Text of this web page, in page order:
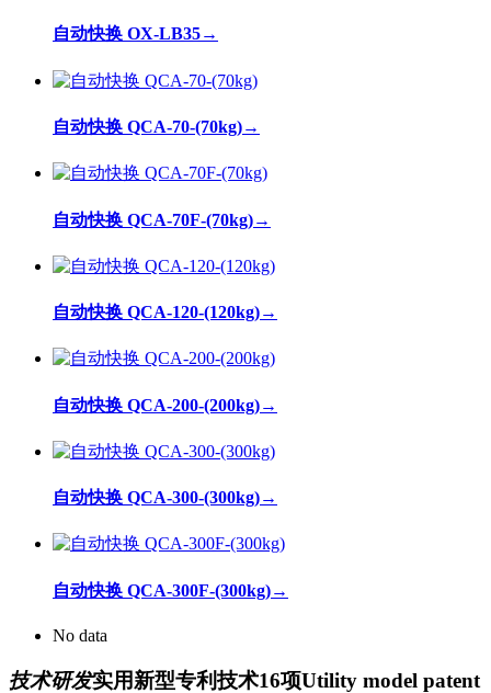
自动快换 OX-LB35→
自动快换 QCA-70-(70kg)→
自动快换 QCA-70F-(70kg)→
自动快换 QCA-120-(120kg)→
自动快换 QCA-200-(200kg)→
自动快换 QCA-300-(300kg)→
自动快换 QCA-300F-(300kg)→
No data
技术研发实用新型专利技术16项Utility model patent